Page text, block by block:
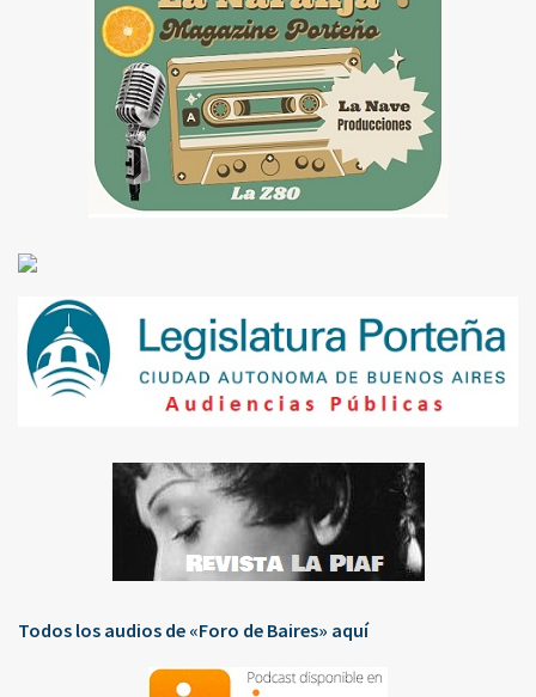
Todos los audios de «Foro de Baires» aquí